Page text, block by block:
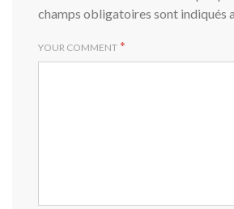
champs obligatoires sont indiqués
YOUR COMMENT *